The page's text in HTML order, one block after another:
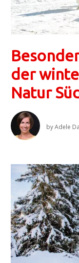
der
Natur
byAdele